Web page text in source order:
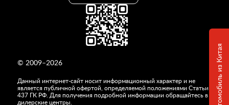
© 2009–2026
Данный интернет-сайт носит информационный характер и не
является публичной офертой, определяемой положениями Статьи
437 ГК РФ. Для получения подробной информации обращайтесь в
дилерские центры.